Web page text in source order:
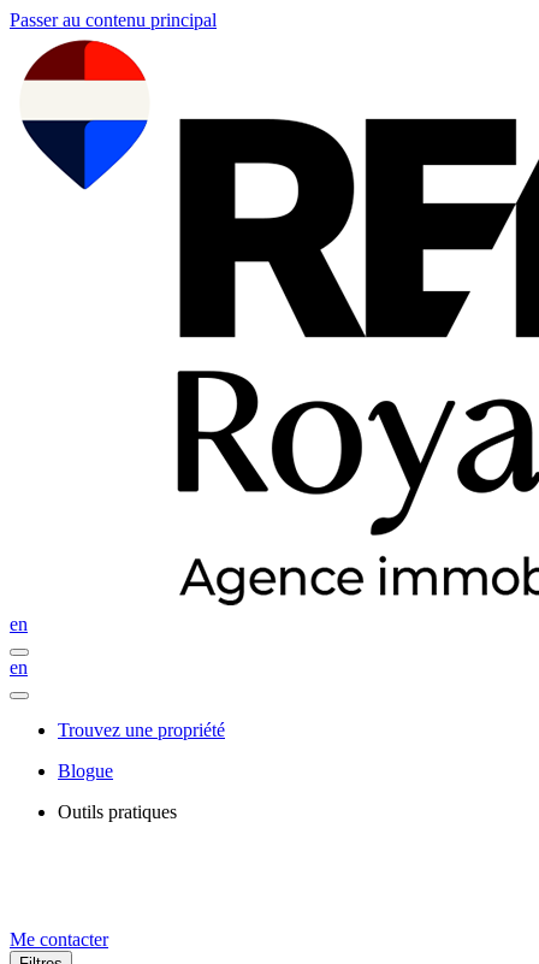
Passer au contenu principal
en
en
Trouvez une propriété
Blogue
Outils pratiques
Me contacter